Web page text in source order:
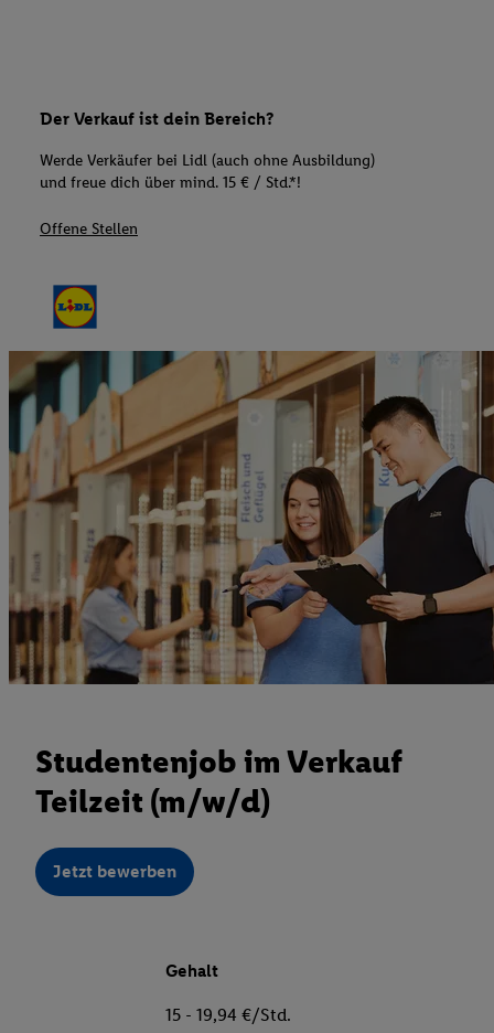
Der Verkauf ist dein Bereich?
Werde Verkäufer bei Lidl (auch ohne Ausbildung)
und freue dich über mind. 15 € / Std.*!
Offene Stellen
Studentenjob im Verkauf
Teilzeit (m/w/d)
Jetzt bewerben
Gehalt
15 - 19,94 €/Std.